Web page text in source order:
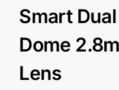
Smart
Dome
Lens